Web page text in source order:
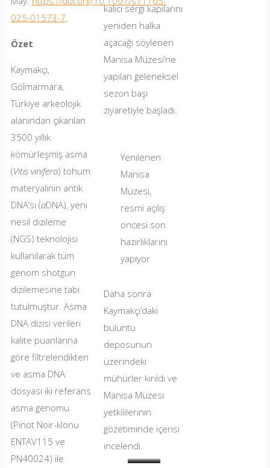
025-01573-7
Özet
Kaymakçı,
Gölmarmara,
Türkiye arkeolojik
alanından çıkarılan
3500 yıllık
kömürleşmiş asma
(Vitis vinifera) tohum
materyalinin antik
DNA’sı (aDNA), yeni
nesil dizileme
(NGS) teknolojisi
kullanılarak tüm
genom shotgun
dizilemesine tabi
tutulmuştur. Asma
DNA dizisi verileri
kalite puanlarına
göre filtrelendikten
ve asma DNA
dosyası iki referans
asma genomu
(Pinot Noir-klonu
ENTAV115 ve
PN40024) ile
kalıcı sergi kapılarını
yeniden halka
açacağı söylenen
Manisa Müzesi’ne
yapılan geleneksel
sezon başı
ziyaretiyle başladı.
Yenilenen
Manisa
Müzesi,
resmi açılış
öncesi son
hazırlıklarını
yapıyor
Daha sonra
Kaymakçı’daki
buluntu
deposunun
üzerindeki
mühürler kırıldı ve
Manisa Müzesi
yetkililerinin
gözetiminde içerisi
incelendi.